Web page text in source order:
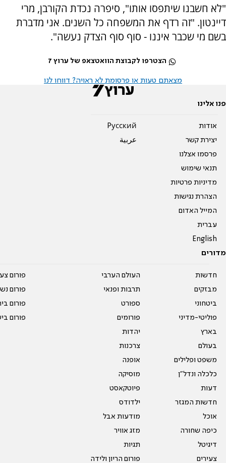
"לא חשבנו שיתפסו אותו", סיפרה נכדת הקורבן, מרי
דיינטון. "זה רדף את המשפחה כל השנים. אני מדברת
בשם מי שכבר איננו - סוף סוף הצדק נעשה".
הצטרפו לקבוצת הוואטצאפ של ערוץ 7
מצאתם טעות או פרסומת לא ראויה? דווחו לנו
פנו אלינו
אודות
יצירת קשר
פרסמו אצלנו
תנאי שימוש
מדיניות פרטיות
הצהרת נגישות
המייל האדום
עברית
English
Pусский
عربية
מדורים
חדשות
מבזקים
ביטחוני
פוליטי-מדיני
בארץ
בעולם
משפט ופלילים
כלכלה ונדל"ן
דעות
חדשות המגזר
אוכל
כיפה שחורה
דיגיטל
צעירים
העולם הערבי
תרבות ופנאי
ספורט
פורומים
יהדות
צרכנות
אופנה
מוסיקה
פיוטקאסט
ילדודס
מודעות אבל
מזג אוויר
תגיות
פורום הריון ולידה
פורום
פורום
פורום
פורום